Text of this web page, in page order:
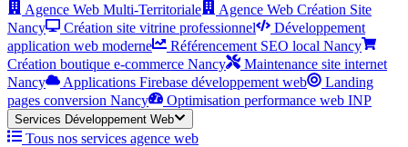
Agence Web Multi-Territoriale
Agence Web Création Site
Nancy
Création site vitrine professionnel
Développement
application web moderne
Référencement SEO local Nancy
Création boutique e-commerce Nancy
Maintenance site internet
Nancy
Applications Firebase développement web
Landing
pages conversion Nancy
Optimisation performance web INP
Services Développement Web
Tous nos services agence web